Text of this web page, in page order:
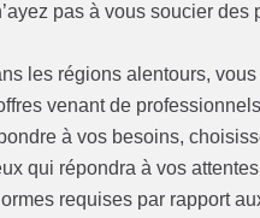
pas à vous soucier des
les régions alentours,
venant de
à vos besoins,
qui répondra à vos
requises par rapport